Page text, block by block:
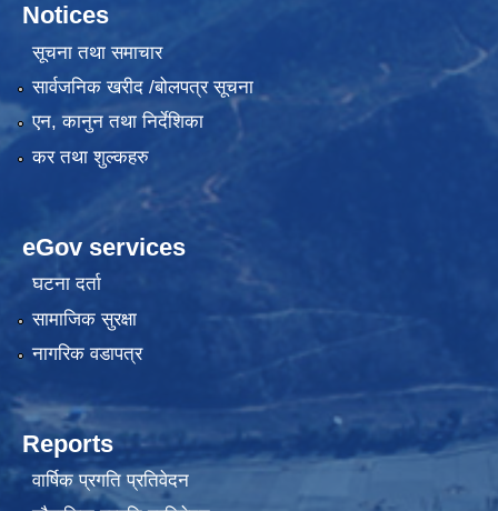
Notices
सूचना तथा समाचार
सार्वजनिक खरीद /बोलपत्र सूचना
एन, कानुन तथा निर्देशिका
कर तथा शुल्कहरु
eGov services
घटना दर्ता
सामाजिक सुरक्षा
नागरिक वडापत्र
Reports
वार्षिक प्रगति प्रतिवेदन